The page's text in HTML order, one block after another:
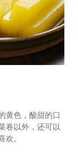
黄色，酸甜的口
卷以外，还可以
。